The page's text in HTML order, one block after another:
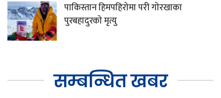
पाकिस्तान हिमपहिरोमा परी गोरखाका
पुरबहादुरको मृत्यु
सम्बन्धित खबर